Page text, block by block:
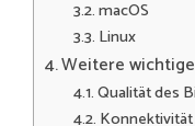
macOS
Linux
Weitere
Qualität des